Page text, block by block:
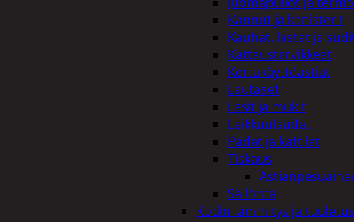
Kannut ja kanisterit
Kauhat, lastat ja
Kattaustarvikkeet
Kertakäyttöastiat
Lautaset
Lasit ja mukit
Leikkuulaudat
Padat ja kattilat
Tiskaus
Säilöntä
Kodin lämmitys ja tuuletus